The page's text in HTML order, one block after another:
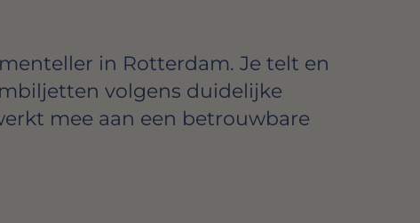
in Rotterdam. Je telt en
volgens duidelijke
mee aan een betrouwbare